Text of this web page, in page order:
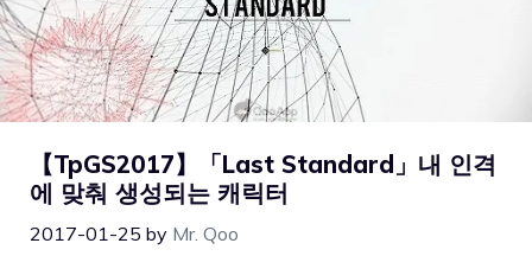
【TpGS2017】「Last Standard」내 인격
에 맞춰 생성되는 캐릭터
2017-01-25 by Mr. Qoo